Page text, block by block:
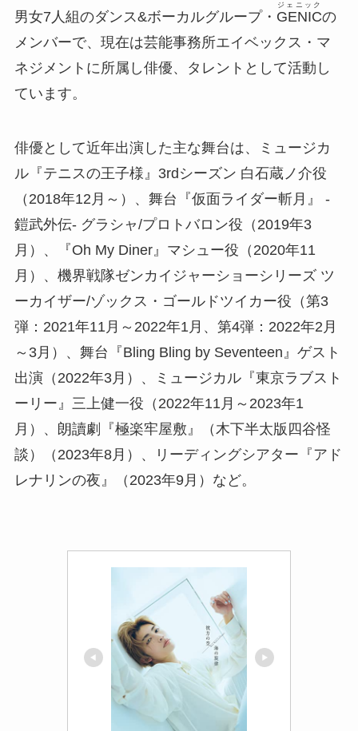
男女7人組のダンス&ボーカルグループ・ GENIC
ジェニック
の
メンバーで、現在は芸能事務所エイベックス・マ
ネジメントに所属し俳優、タレントとして活動し
ています。
俳優として近年出演した主な舞台は、ミュージカ
ル『テニスの王子様』3rdシーズン 白石蔵ノ介役
（2018年12月～）、舞台『仮面ライダー斬月』 -
鎧武外伝- グラシャ/プロトバロン役（2019年3
月）、『Oh My Diner』マシュー役（2020年11
月）、機界戦隊ゼンカイジャーショーシリーズ ツ
ーカイザー/ゾックス・ゴールドツイカー役（第3
弾：2021年11月～2022年1月、第4弾：2022年2月
～3月）、舞台『Bling Bling by Seventeen』ゲスト
出演（2022年3月）、ミュージカル『東京ラブスト
ーリー』三上健一役（2022年11月～2023年1
月）、朗讀劇『極楽牢屋敷』（木下半太版四谷怪
談）（2023年8月）、リーディングシアター『アド
レナリンの夜』（2023年9月）など。